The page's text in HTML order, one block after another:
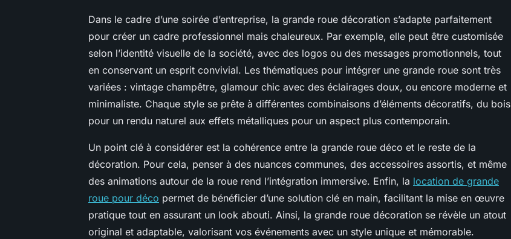
Dans le cadre d’une soirée d’entreprise, la grande roue décoration s’adapte parfaitement
pour créer un cadre professionnel mais chaleureux. Par exemple, elle peut être customisée
selon l’identité visuelle de la société, avec des logos ou des messages promotionnels, tout
en conservant un esprit convivial. Les thématiques pour intégrer une grande roue sont très
variées : vintage champêtre, glamour chic avec des éclairages doux, ou encore moderne et
minimaliste. Chaque style se prête à différentes combinaisons d’éléments décoratifs, du bois
pour un rendu naturel aux effets métalliques pour un aspect plus contemporain.
Un point clé à considérer est la cohérence entre la grande roue déco et le reste de la
décoration. Pour cela, penser à des nuances communes, des accessoires assortis, et même
des animations autour de la roue rend l’intégration immersive. Enfin, la location de grande
roue pour déco permet de bénéficier d’une solution clé en main, facilitant la mise en œuvre
pratique tout en assurant un look abouti. Ainsi, la grande roue décoration se révèle un atout
original et adaptable, valorisant vos événements avec un style unique et mémorable.